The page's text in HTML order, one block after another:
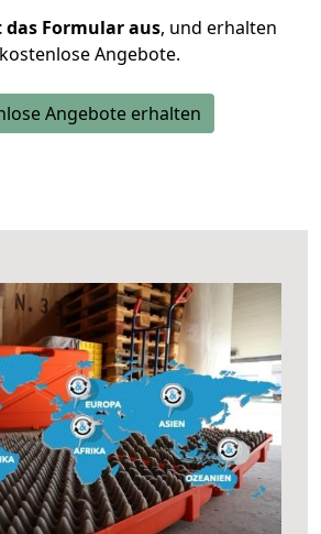
das Formular aus, und erhalten
Angebote.
Angebote erhalten